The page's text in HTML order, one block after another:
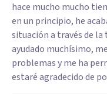
hace mucho mucho
en un principio, he
situación a través de la
ayudado muchísimo,
problemas y me ha
estaré agradecido de